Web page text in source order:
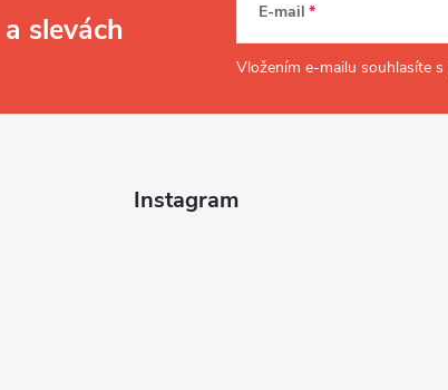
a slevách E-mail
Vložením e-mailu souhlasíte s
Instagram